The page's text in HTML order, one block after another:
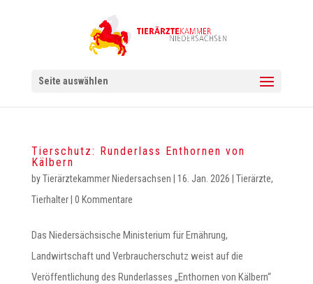
Seite auswählen
Tierschutz: Runderlass Enthornen von
Kälbern
byTierärztekammer Niedersachsen 16. Jan. 2026 Tierärzte,
Tierhalter| 0 Kommentare
Das Niedersächsische Ministerium für Ernährung,
Landwirtschaft und Verbraucherschutz weist auf die
Veröffentlichung des Runderlasses „Enthornen von Kälbern“